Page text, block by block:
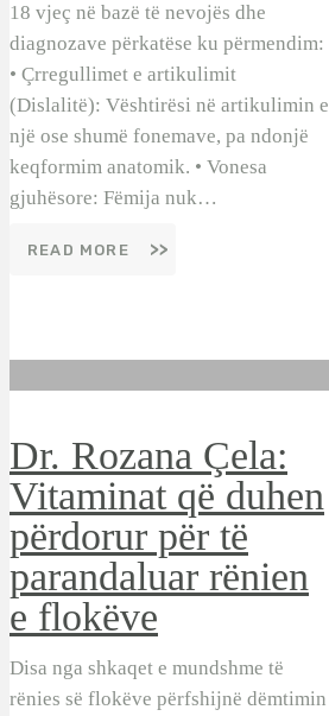
18 vjeç në bazë të nevojës dhe
diagnozave përkatëse ku përmendim:
• Çrregullimet e artikulimit
(Dislalitë): Vështirësi në artikulimin e
një ose shumë fonemave, pa ndonjë
keqformim anatomik. • Vonesa
gjuhësore: Fëmija nuk…
READ MORE
Dr. Rozana Çela:
Vitaminat që duhen
përdorur për të
parandaluar rënien
e flokëve
Disa nga shkaqet e mundshme të
rënies së flokëve përfshijnë dëmtimin